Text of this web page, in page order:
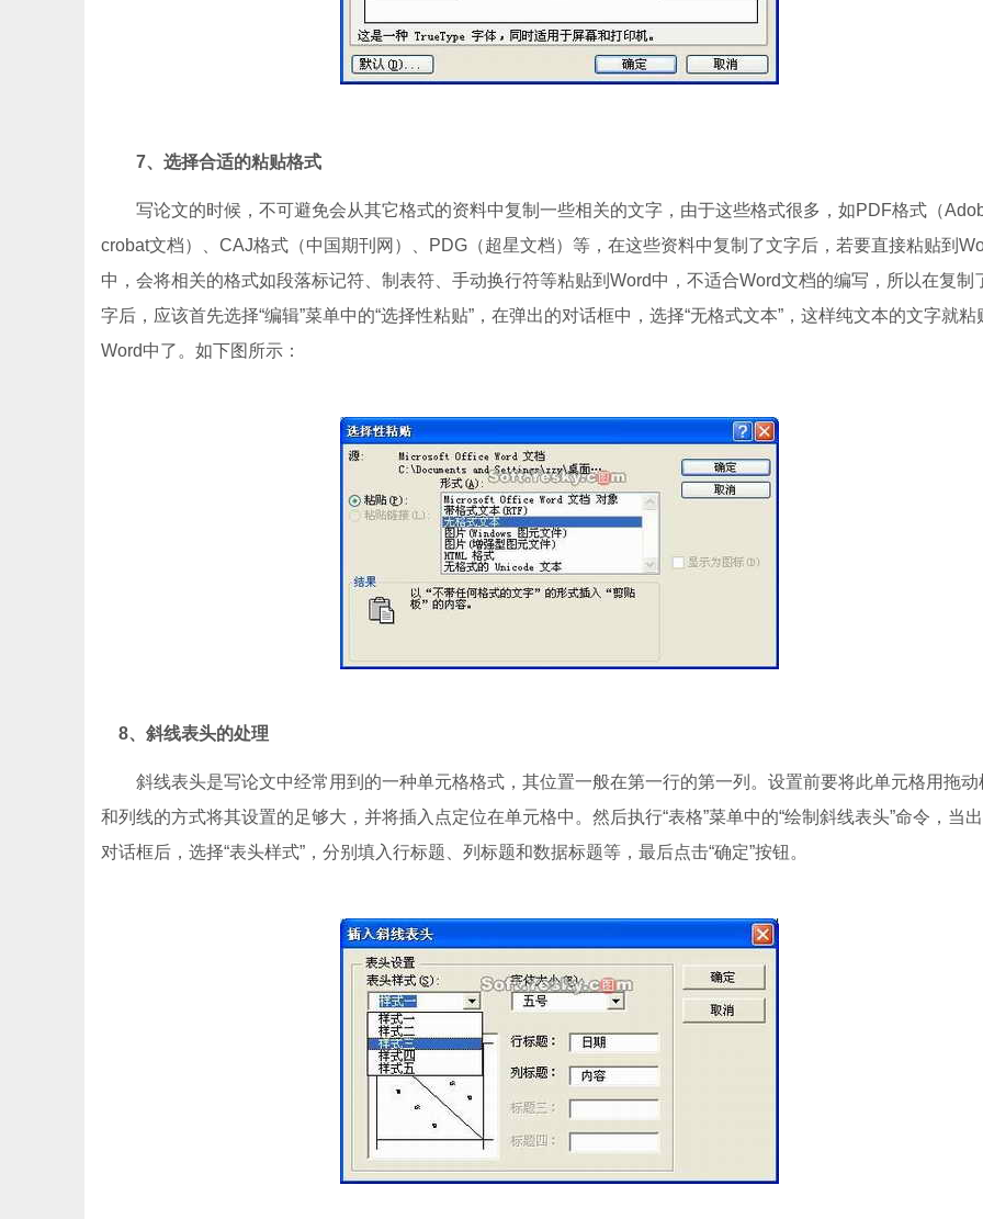
7、选择合适的粘贴格式
写论文的时候，不可避免会从其它格式的资料中复制一些相关的文字，由于这些格式很多，如PDF格式（
crobat文档）、CAJ格式（中国期刊网）、PDG（超星文档）等，在这些资料中复制了文字后，若要直接粘贴到
中，会将相关的格式如段落标记符、制表符、手动换行符等粘贴到Word中，不适合Word文档的编写，所以在复制
字后，应该首先选择“编辑”菜单中的“选择性粘贴”，在弹出的对话框中，选择“无格式文本”，这样纯文本的文字就粘
Word中了。如下图所示：
8、斜线表头的处理
斜线表头是写论文中经常用到的一种单元格格式，其位置一般在第一行的第一列。设置前要将此单元格用拖动
和列线的方式将其设置的足够大，并将插入点定位在单元格中。然后执行“表格”菜单中的“绘制斜线表头”命令，当
对话框后，选择“表头样式”，分别填入行标题、列标题和数据标题等，最后点击“确定”按钮。